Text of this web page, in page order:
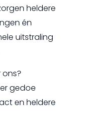
heldere
én
uitstraling
gedoe
en heldere